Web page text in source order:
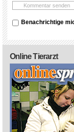
Benachrichtige
Online Tierarzt